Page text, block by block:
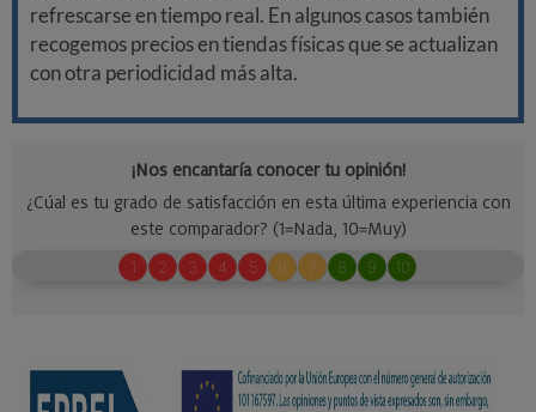
refrescarse en tiempo real. En algunos casos también
recogemos precios en tiendas físicas que se actualizan
con otra periodicidad más alta.